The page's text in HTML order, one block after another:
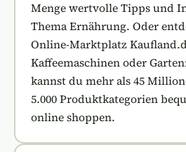
Menge wertvolle Tipps und
Thema Ernährung. Oder
Online-Marktplatz
Kaffeemaschinen oder
kannst du mehr als 45
5.000 Produktkategorien
online shoppen.